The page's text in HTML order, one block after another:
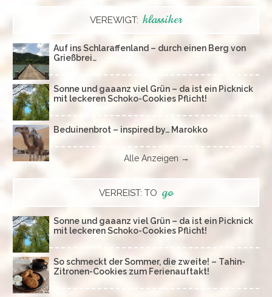
VEREWIGT: klassiker
Auf ins Schlaraffenland – durch einen Berg von
Grießbrei…
Sonne und gaaanz viel Grün – da ist ein Picknick
mit leckeren Schoko-Cookies Pflicht!
Beduinenbrot – inspired by… Marokko
Alle Anzeigen →
VERREIST: TO go
Sonne und gaaanz viel Grün – da ist ein Picknick
mit leckeren Schoko-Cookies Pflicht!
So schmeckt der Sommer, die zweite! – Tahin-
Zitronen-Cookies zum Ferienauftakt!